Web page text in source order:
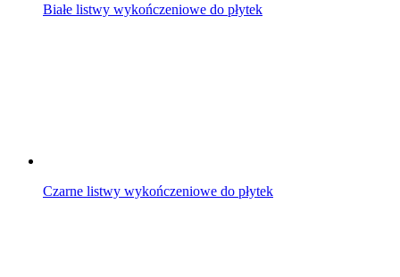
Białe listwy wykończeniowe do płytek
Czarne listwy wykończeniowe do płytek